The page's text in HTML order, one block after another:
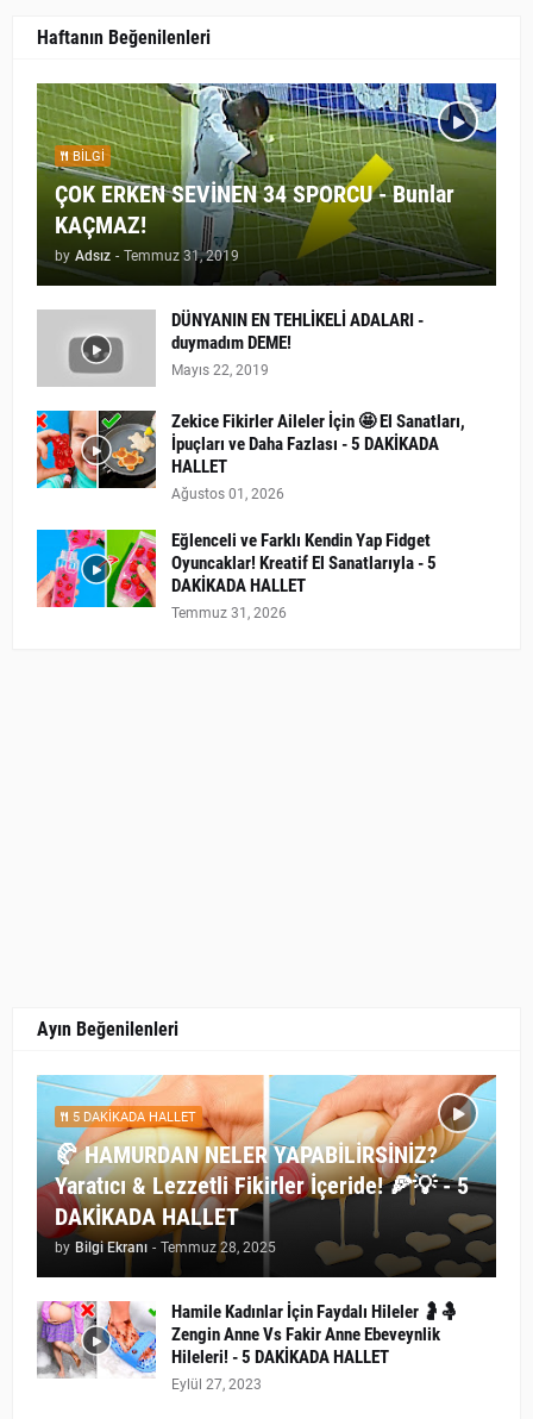
Haftanın Beğenilenleri
BILGI
ÇOK ERKEN SEVİNEN 34 SPORCU - Bunlar
KAÇMAZ!
by Adsız - Temmuz 31, 2019
DÜNYANIN EN TEHLİKELİ ADALARI -
duymadım DEME!
Mayıs 22, 2019
Zekice Fikirler Aileler İçin 🤩 El Sanatları,
İpuçları ve Daha Fazlası - 5 DAKİKADA
HALLET
Ağustos 01, 2026
Eğlenceli ve Farklı Kendin Yap Fidget
Oyuncaklar! Kreatif El Sanatlarıyla - 5
DAKİKADA HALLET
Temmuz 31, 2026
Ayın Beğenilenleri
5 DAKİKADA HALLET
🥐 HAMURDAN NELER YAPABİLİRSİNİZ?
Yaratıcı & Lezzetli Fikirler İçeride! 🍕💡 - 5
DAKİKADA HALLET
by Bilgi Ekranı - Temmuz 28, 2025
Hamile Kadınlar İçin Faydalı Hileler 🤰🤱
Zengin Anne Vs Fakir Anne Ebeveynlik
Hileleri! - 5 DAKİKADA HALLET
Eylül 27, 2023